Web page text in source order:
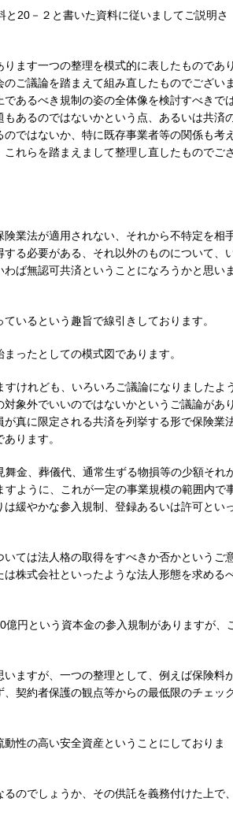
20－２と書いた資料に従いましてご説明さ
ます一つの整理を模式的に表したものであり
ご議論を踏まえて組み直したものでございま
あるべき規制の姿の全体像を検討すべきで
あるのではないかという点、あるいは共済
ではないか、特に既存事業者等の関係も考え
れらを踏まえまして整理し直したものでご
業法が適用されない、それから不特定を相
る必要がある、それ以外のものについて、
ば無認可共済ということになろうかと思いま
いるという趣旨で線引きしております。
ったとしての模式図であります。
けれども、いろいろご議論になりましたよ
象外でいいのではないかというご議論があり
真に限定される共済を列挙する形で保険業
ります。
金、葬儀代、通常生ずる物損等の少額それ
すように、これが一定の事業規模の範囲内で
緩やかな参入規制、登録あるいは許可とい
ては法人格の取得をすべきか否かというご
株式会社といったような法人形態を求める
円という資本金の参入規制がありますが、
ますが、一つの整理として、例えば保険料
契約者保護の観点等からの最低限のチェッ
性の高い安全資産ということにしておりま
のでしょうか、その供託を義務付けた上で、